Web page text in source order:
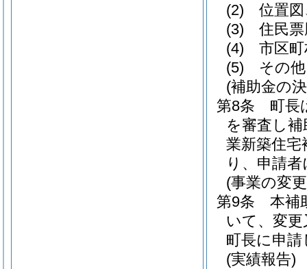
(2)
位置
(3)
住民
(4)
市区
(5)
その
(補助金の
第8条
町長
を審査し
業新築住宅
り、申請
(事業の変
第9条
本補
いて、変
町長に申
(実績報告)